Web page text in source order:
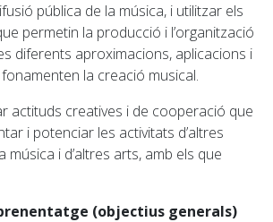
pública de la música, i utilitzar els
permetin la producció i l’organització
diferents aproximacions, aplicacions i
la creació musical.
actituds creatives i de cooperació que
i potenciar les activitats d’altres
música i d’altres arts, amb els que
(objectius generals)